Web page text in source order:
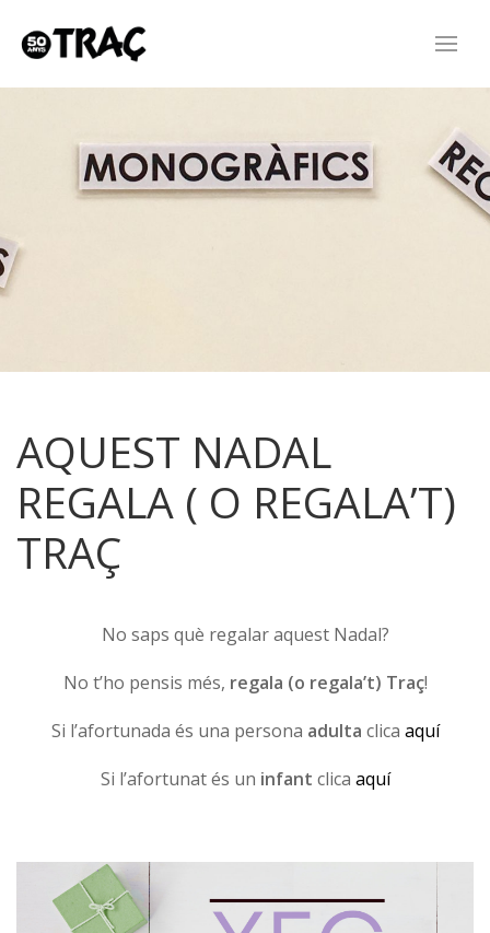
AQUEST NADAL
REGALA ( O REGALA’T)
TRAÇ
No saps què regalar aquest Nadal?
No t’ho pensis més, regala (o regala’t) Traç!
Si l’afortunada és una persona adulta clica aquí
Si l’afortunat és un infant clica aquí